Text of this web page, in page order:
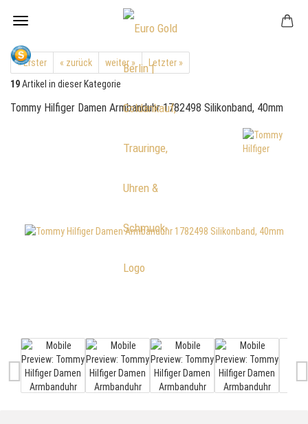
« Erster « zurück weiter »
Letzter »
19Artikel in dieser Kategorie
Tommy Hilfiger Damen Armbanduhr 1782498 Silikonband, 40mm